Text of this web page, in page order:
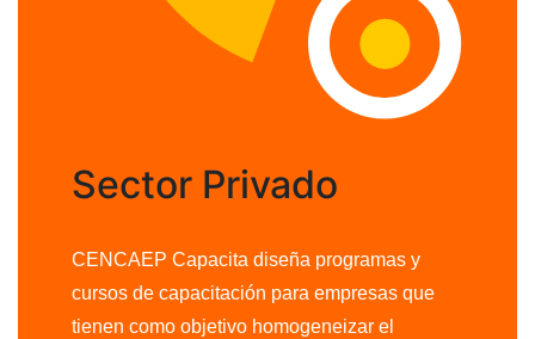
Sector Privado
CENCAEP Capacita diseña programas y
cursos de capacitación para empresas que
tienen como objetivo homogeneizar el